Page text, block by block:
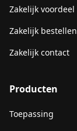
Zakelijk voordeel
Zakelijk bestellen
Zakelijk contact
Producten
Toepassing